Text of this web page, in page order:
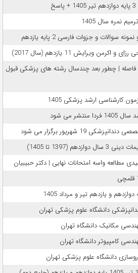
نمره سال 1405
سوالات و جزوات فارسی 2 پایه یازدهم
ویرایش 11 یازدهم (سال 2017)
فاصله | چطور بعد چندسال رشته‌ های پزشکی قبول
کارشناسی ارشد پزشکی 1405
می شود
19 شهریور برگزار می شود
(1397 تا 1405)
مطالعه واسه امتحانات نهایی | دکتر حبیبیان
و یازدهم تیر و مرداد 1405
دانشگاه علوم پزشکی تهران
مکانیک دانشگاه تهران
کامپیوتر دانشگاه تهران
دانشگاه علوم پزشکی تهران